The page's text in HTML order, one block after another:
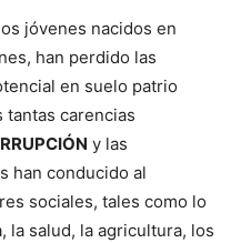
jóvenes nacidos en
han perdido las
en suelo patrio
tantas carencias
y las
han conducido al
sociales, tales como lo
la salud, la agricultura, los